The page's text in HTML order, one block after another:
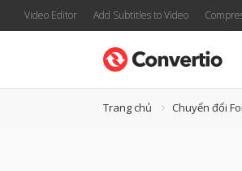
Video Editor Add Subtitles to Video
Trang chủ Chuyển đổi